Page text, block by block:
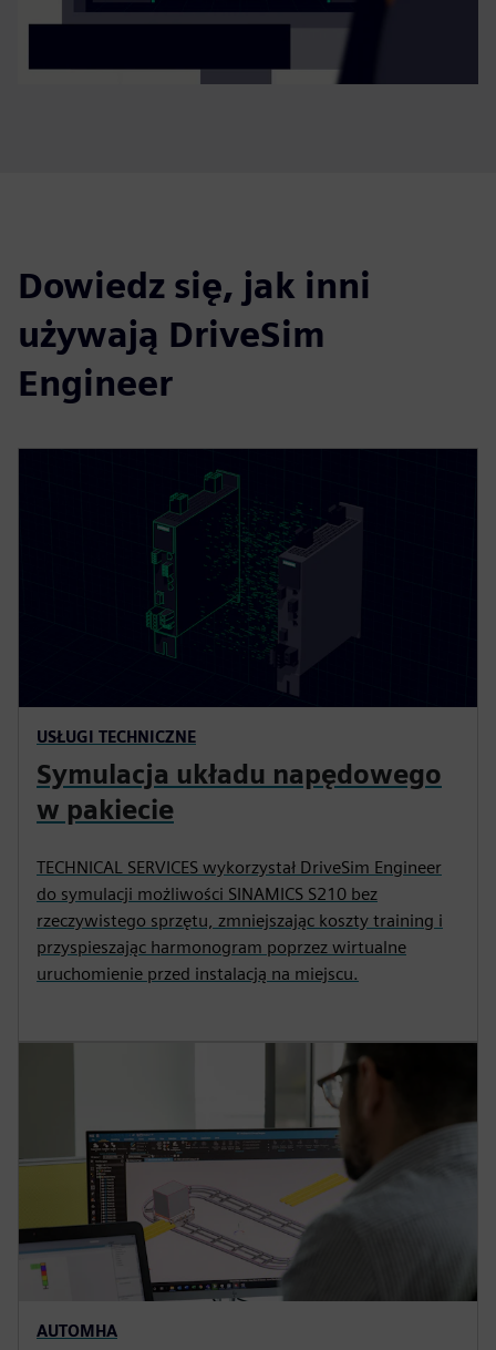
Dowiedz się, jak inni
używają DriveSim
Engineer
USŁUGI TECHNICZNE
Symulacja układu napędowego
w pakiecie
TECHNICAL SERVICES wykorzystał DriveSim Engineer
do symulacji możliwości SINAMICS S210 bez
rzeczywistego sprzętu, zmniejszając koszty training i
przyspieszając harmonogram poprzez wirtualne
uruchomienie przed instalacją na miejscu.
AUTOMHA